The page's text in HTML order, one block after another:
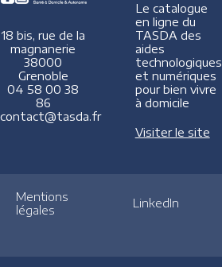
18 bis, rue de la
magnanerie
38000
Grenoble
04 58 00 38
86
contact@tasda.fr
Le catalogue
en ligne du
TASDA des
aides
technologiques
et numériques
pour bien vivre
à domicile
Visiter le site
Mentions
légales
LinkedIn